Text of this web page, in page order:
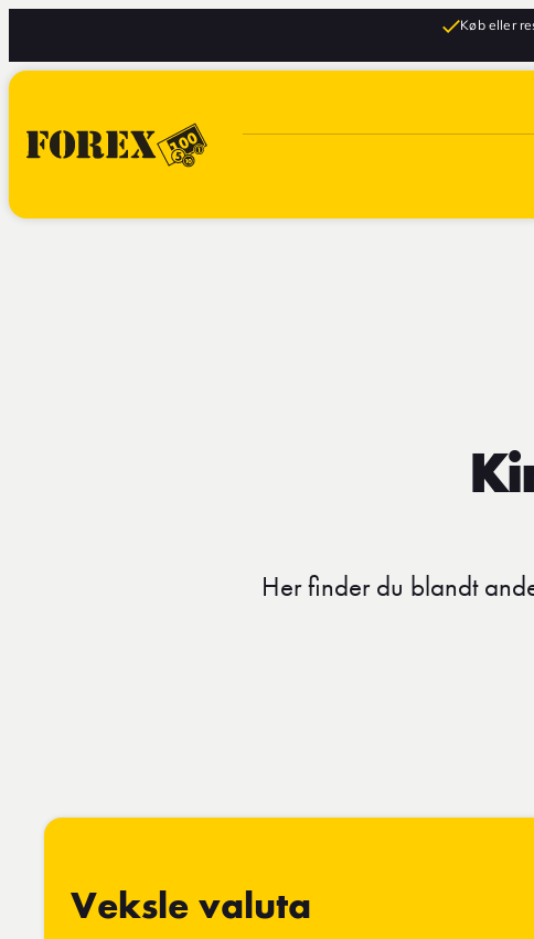
Køb eller
Her finder du blandt
Veksle valuta